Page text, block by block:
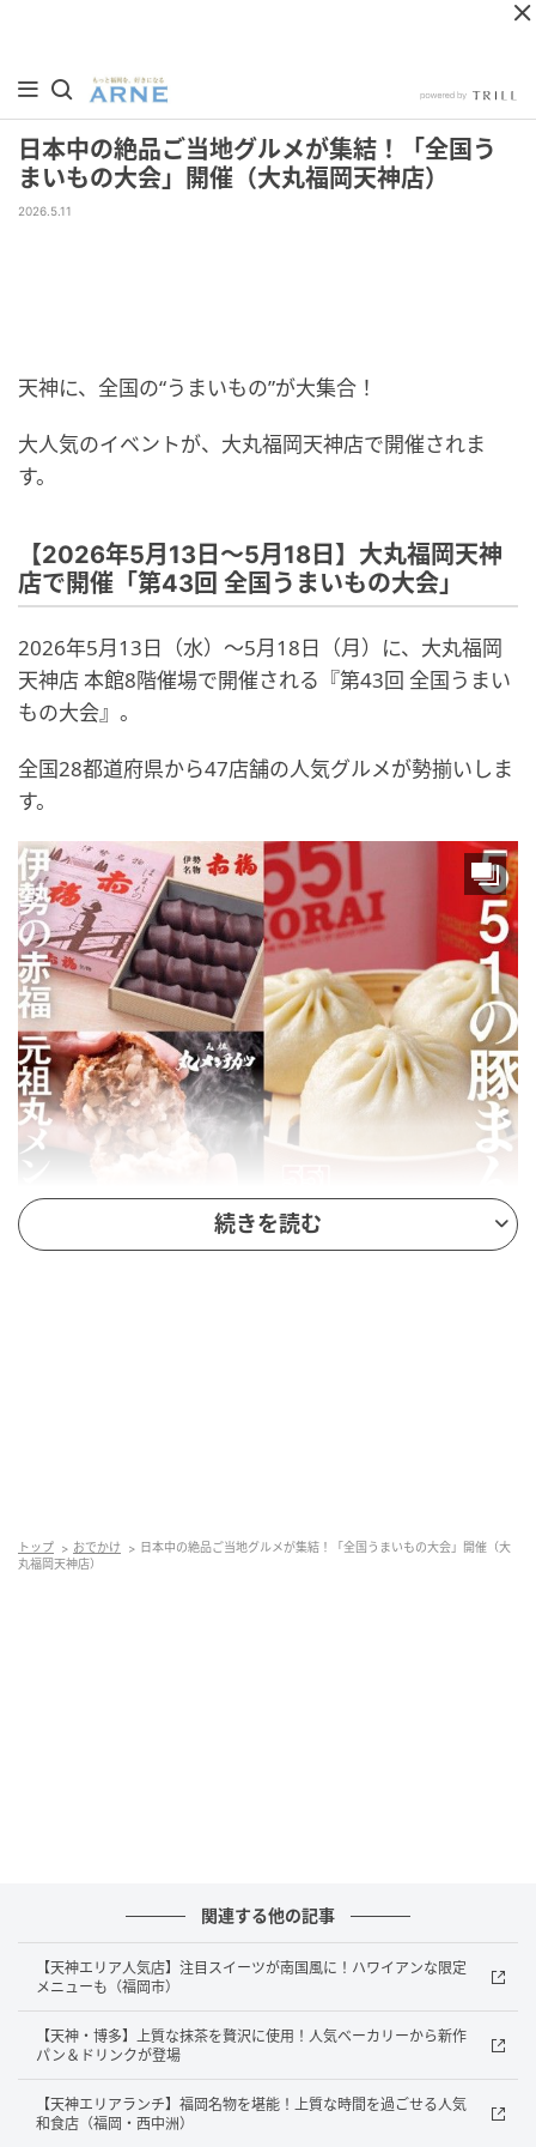
日本中の絶品ご当地グルメが集結！「全国う
まいもの大会」開催（大丸福岡天神店）
2026.5.11
天神に、全国の“うまいもの”が大集合！
大人気のイベントが、大丸福岡天神店で開催されま
す。
【2026年5月13日～5月18日】大丸福岡天神
店で開催「第43回 全国うまいもの大会」
2026年5月13日（水）～5月18日（月）に、大丸福岡
天神店 本館8階催場で開催される『第43回 全国うまい
もの大会』。
全国28都道府県から47店舗の人気グルメが勢揃いしま
す。
毎回大人気の『551HORAI』と『赤福』ももちろん登
【大丸福岡天神店初出店】東京都「吉祥寺さ
とう」
東京・吉祥寺の行列ができる人気店『吉祥寺さとう』
から、名物『元祖丸メンチカツ』（1個350円）が登
場。なんと1日約5,000個も売れるという、大人気商品
続きを読む
トップ おでかけ
日本中の絶品ご当地グルメが集結！「全国うまいもの大会」開催（大
丸福岡天神店）
関連する他の記事
【天神エリア人気店】注目スイーツが南国風に！ハワイアンな限定
メニューも（福岡市）
【天神・博多】上質な抹茶を贅沢に使用！人気ベーカリーから新作
パン＆ドリンクが登場
【天神エリアランチ】福岡名物を堪能！上質な時間を過ごせる人気
和食店（福岡・西中洲）